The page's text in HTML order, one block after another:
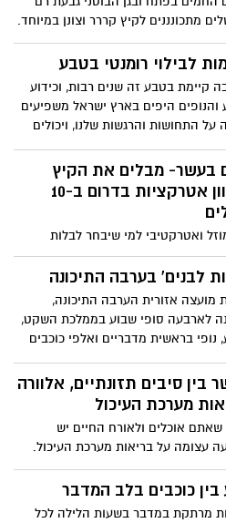
של 59 ק"מ לשנייה ויוצרים מופע שמימי
כוכבים נופלים ולהביט על מופע
בשמים.
מתכונננים לקיץ קררר וצונן במיוחד.
יולי אוגוסט מזמין הגן את הקהל
משפחות, ילדים ומבוגרים, להגיע
סרטי הקרח המוכרים והאהובים בשלל
קרירות ואפילו קפואות משולבות
ובשלג אמיתי.
לבילוי רומנטי בטבע
קיימת בטבע זה שנים רבות, וכידוע
והנופים היפים בארץ ישראל משפיעים
על התחושות והרגשות שלנו, ויכולים
ממליצה על גנים לאומיים ושמורות
לבילוי רומנטי מיוחד.
בעשר- מבלים את הקיץ
במגוון אטרקציות בדרום ב-10
ואטרקטיבי למי שיבחר לבלות
-קטיף עצמי בשעות היום והערב,
מודרכים ברכב וברגל, טיולי אופניים,
ניווט, ביקור בחוות בודדים וחוות
מבוך תבלינים, סיורים במוזיאונים
מורשת ואף מכירה ברחבי האזור של
לבנים' בערבה התיכונה
מועצה אזורית הערבה התיכונה,
לארבעה סופי שבוע בממלכת השקט,
נופי בראשית מדבריים ואלפי כוכבים
תצפיות כוכבים, פעילות מדברית,
מסביב למדורה, הרצאות רום שמיים,
לילדים ועוד.
בין סיבים תזונתיים, אלוורה
מערכת העיכול
שאתם אוכלים ולאורח החיים יש
עצומה על בריאות מערכת העיכול.
גופנית קבועה, שמירה על מאזן נוזלים
המכילה שפע של מזון צמחי
כוכבים בלב המדבר
מרתקת במדבר בשעות הלילה לכל